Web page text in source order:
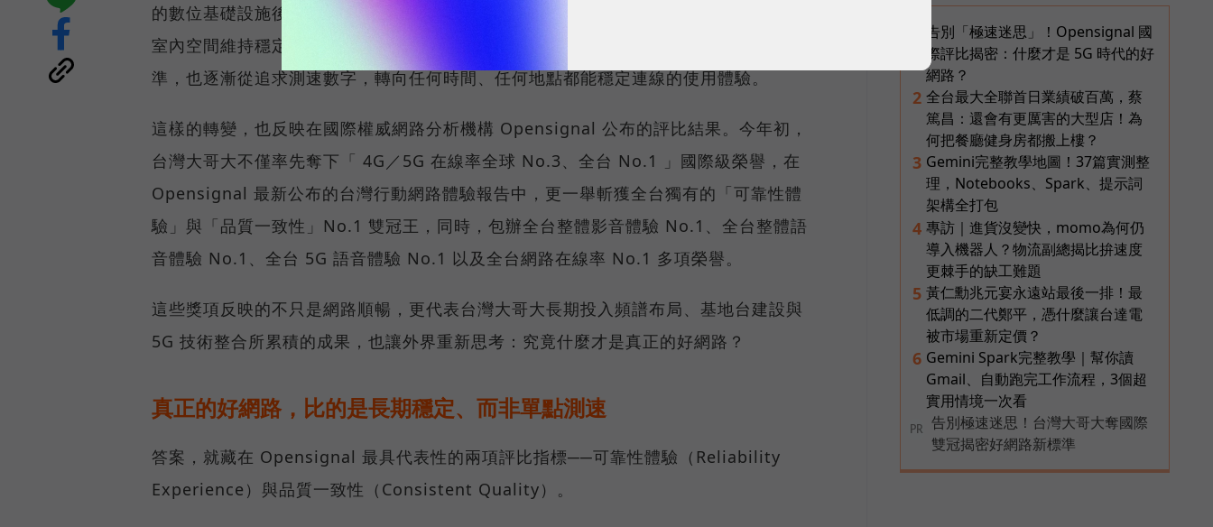
的數位基礎設施後，消費者發現，再快的網速，如果不能讓其在人潮聚集、高速移動或
室內空間維持穩定連線，即無法轉換成好的使用體驗，也因如此，衡量「好網路」的標
準，也逐漸從追求測速數字，轉向任何時間、任何地點都能穩定連線的使用體驗。
這樣的轉變，也反映在國際權威網路分析機構 Opensignal 公布的評比結果。今年初，
台灣大哥大不僅率先奪下「 4G／5G 在線率全球 No.3、全台 No.1 」國際級榮譽，在
Opensignal 最新公布的台灣行動網路體驗報告中，更一舉斬獲全台獨有的「可靠性體
驗」與「品質一致性」No.1 雙冠王，同時，包辦全台整體影音體驗 No.1、全台整體語
音體驗 No.1、全台 5G 語音體驗 No.1 以及全台網路在線率 No.1 多項榮譽。
這些獎項反映的不只是網路順暢，更代表台灣大哥大長期投入頻譜布局、基地台建設與
5G 技術整合所累積的成果，也讓外界重新思考：究竟什麼才是真正的好網路？
真正的好網路，比的是長期穩定、而非單點測速
答案，就藏在 Opensignal 最具代表性的兩項評比指標──可靠性體驗（Reliability
Experience）與品質一致性（Consistent Quality）。
告別「極速迷思」！Opensignal 國
際評比揭密：什麼才是 5G 時代的好
網路？
2 全台最大全聯首日業績破百萬，蔡
篤昌：還會有更厲害的大型店！為
何把餐廳健身房都搬上樓？
3 Gemini完整教學地圖！37篇實測整
理，Notebooks、Spark、提示詞
架構全打包
4 專訪｜進貨沒變快，momo為何仍
導入機器人？物流副總揭比拚速度
更棘手的缺工難題
5 黃仁勳兆元宴永遠站最後一排！最
低調的二代鄭平，憑什麼讓台達電
被市場重新定價？
6 Gemini Spark完整教學｜幫你讀
Gmail、自動跑完工作流程，3個超
實用情境一次看
PR
告別極速迷思！台灣大哥大奪國際
雙冠揭密好網路新標準